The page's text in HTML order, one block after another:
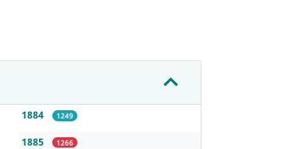
1884 1249
1885 1266